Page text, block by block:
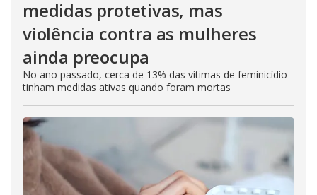
medidas protetivas, mas
violência contra as mulheres
ainda preocupa
No ano passado, cerca de 13% das vítimas de feminicídio
tinham medidas ativas quando foram mortas